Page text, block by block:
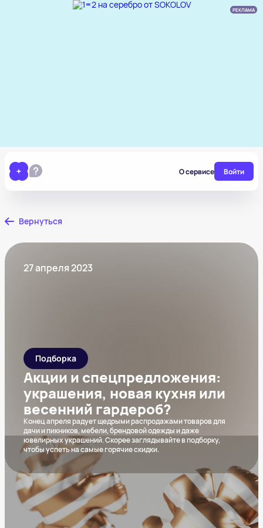
РЕКЛАМА
О сервисе Войти
Вернуться
27 апреля 2023
Подборка
Акции и спецпредложения:
украшения, новая кухня или
весенний гардероб?
Конец апреля радует щедрыми распродажами товаров для
дачи и пикников, мебели, брендовой одежды и даже
ювелирных украшений. Скорее заглядывайте в подборку,
чтобы успеть на самые горячие скидки.